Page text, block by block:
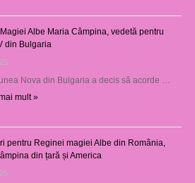
Albe Maria Câmpina, vedetă pentru
din Bulgaria
Nova din Bulgaria a decis să acorde …
mult »
pentru Reginei magiei Albe din România,
din țară și America